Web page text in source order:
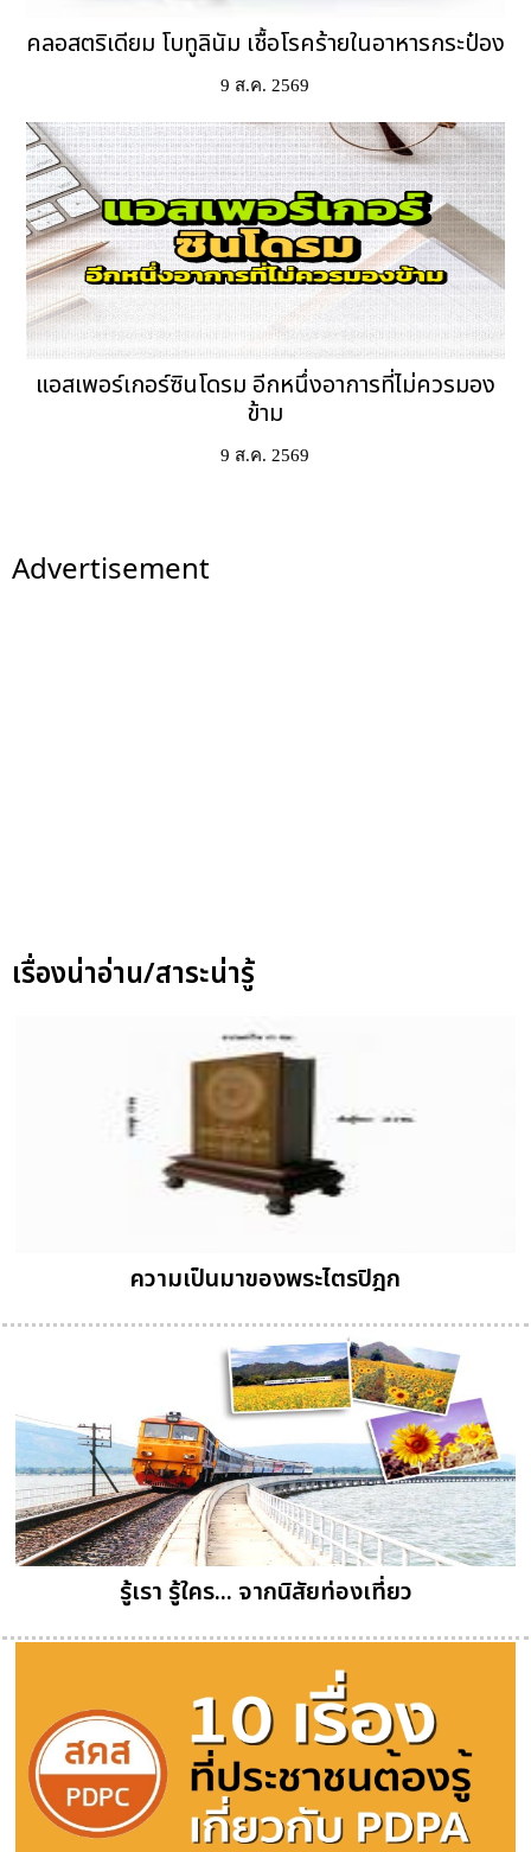
คลอสตริเดียม โบทูลินัม เชื้อโรคร้ายในอาหารกระป๋อง
9 ส.ค. 2569
แอสเพอร์เกอร์ซินโดรม อีกหนึ่งอาการที่ไม่ควรมอง
ข้าม
9 ส.ค. 2569
Advertisement
เรื่องน่าอ่าน/สาระน่ารู้
ความเป็นมาของพระไตรปิฎก
รู้เรา รู้ใคร... จากนิสัยท่องเที่ยว